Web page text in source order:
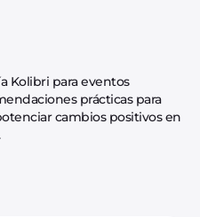
Kolibri para eventos
prácticas para
cambios positivos en